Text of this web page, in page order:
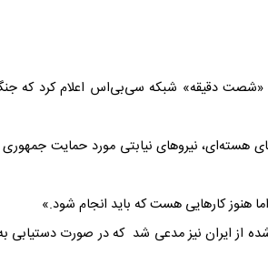
«شصت دقیقه» شبکه سی‌بی‌اس اعلام کرد که جنگ
هسته‌ای، نیروهای نیابتی مورد حمایت
هنوز کارهایی هست که باید انجام شود.»
از ایران نیز مدعی شد که در صورت دستیابی